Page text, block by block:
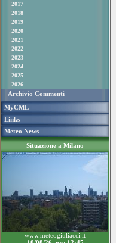
2017
2018
2019
2020
2021
2022
2023
2024
2025
2026
Archivio Commenti
MyCML
Links
Meteo News
Situazione a Milano
www.meteogiuliacci.it